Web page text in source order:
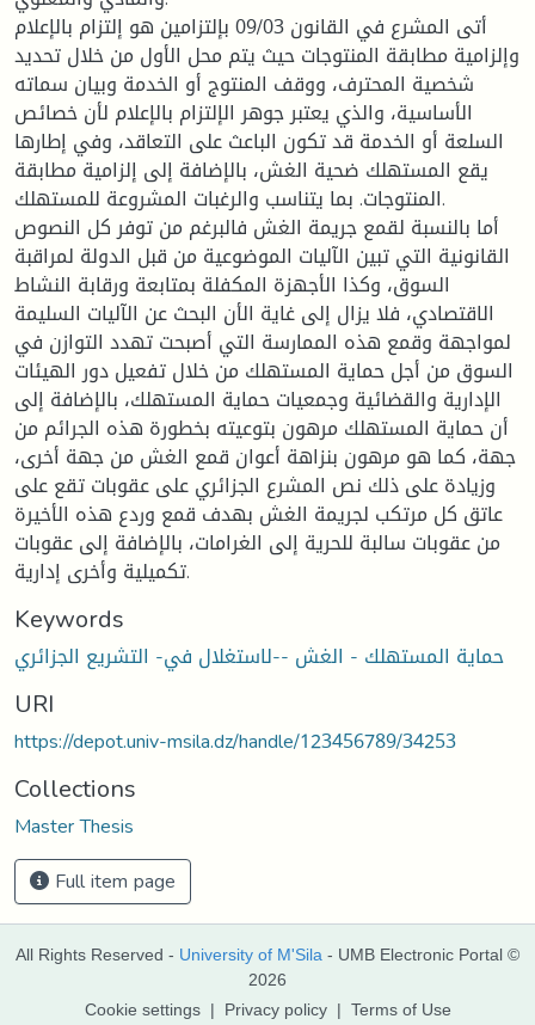
أتى المشرع في القانون 09/03 بإلتزامين هو إلتزام بالإعلام
وإلزامية مطابقة المنتوجات حيث يتم محل الأول من خلال تحديد
شخصية المحترف، ووقف المنتوج أو الخدمة وبيان سماته
الأساسية، والذي يعتبر جوهر الإلتزام بالإعلام لأن خصائص
السلعة أو الخدمة قد تكون الباعث على التعاقد، وفي إطارها
يقع المستهلك ضحية الغش، بالإضافة إلى إلزامية مطابقة
المنتوجات. بما يتناسب والرغبات المشروعة للمستهلك.
أما بالنسبة لقمع جريمة الغش فالبرغم من توفر كل النصوص
القانونية التي تبين الآليات الموضوعية من قبل الدولة لمراقبة
السوق، وكذا الأجهزة المكفلة بمتابعة ورقابة النشاط
الاقتصادي، فلا يزال إلى غاية الأن البحث عن الآليات السليمة
لمواجهة وقمع هذه الممارسة التي أصبحت تهدد التوازن في
السوق من أجل حماية المستهلك من خلال تفعيل دور الهيئات
الإدارية والقضائية وجمعيات حماية المستهلك، بالإضافة إلى
أن حماية المستهلك مرهون بتوعيته بخطورة هذه الجرائم من
جهة، كما هو مرهون بنزاهة أعوان قمع الغش من جهة أخرى،
وزيادة على ذلك نص المشرع الجزائري على عقوبات تقع على
عاتق كل مرتكب لجريمة الغش بهدف قمع وردع هذه الأخيرة
من عقوبات سالبة للحرية إلى الغرامات، بالإضافة إلى عقوبات
تكميلية وأخرى إدارية.
Keywords
حماية المستهلك - الغش --لاستغلال في- التشريع الجزائري
URI
https://depot.univ-msila.dz/handle/123456789/34253
Collections
Master Thesis
Full item page
All Rights Reserved - University of M'Sila - UMB Electronic Portal ©
2026
Cookie settings | Privacy policy | Terms of Use